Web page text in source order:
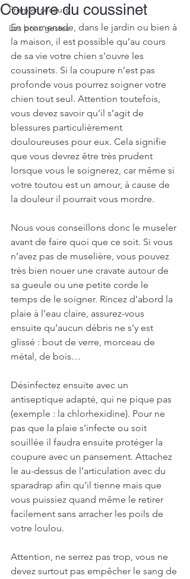
Premier secours
Les bons gestes
Coupure du coussinet
En promenade, dans le jardin ou bien à
la maison, il est possible qu’au cours
de sa vie votre chien s’ouvre les
coussinets. Si la coupure n’est pas
profonde vous pourrez soigner votre
chien tout seul. Attention toutefois,
vous devez savoir qu’il s’agit de
blessures particulièrement
douloureuses pour eux. Cela signifie
que vous devrez être très prudent
lorsque vous le soignerez, car même si
votre toutou est un amour, à cause de
la douleur il pourrait vous mordre.
Nous vous conseillons donc le museler
avant de faire quoi que ce soit. Si vous
n’avez pas de muselière, vous pouvez
très bien nouer une cravate autour de
sa gueule ou une petite corde le
temps de le soigner. Rincez d’abord la
plaie à l’eau claire, assurez-vous
ensuite qu’aucun débris ne s’y est
glissé : bout de verre, morceau de
métal, de bois…
Désinfectez ensuite avec un
antiseptique adapté, qui ne pique pas
(exemple : la chlorhexidine). Pour ne
pas que la plaie s’infecte ou soit
souillée il faudra ensuite protéger la
coupure avec un pansement. Attachez
le au-dessus de l’articulation avec du
sparadrap afin qu’il tienne mais que
vous puissiez quand même le retirer
facilement sans arracher les poils de
votre loulou.
Attention, ne serrez pas trop, vous ne
devez surtout pas empêcher le sang de